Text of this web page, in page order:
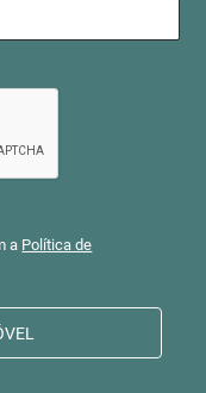
a Política de